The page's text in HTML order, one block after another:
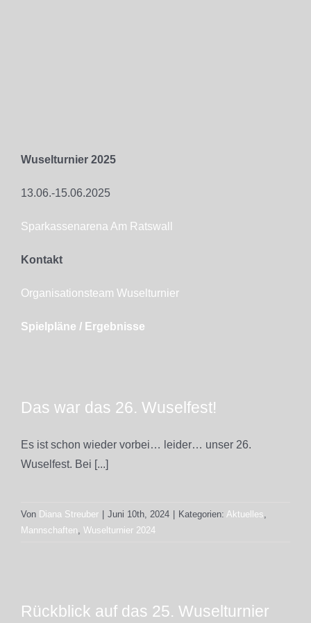
Wuselturnier 2025
13.06.-15.06.2025
Sparkassenarena Am Ratswall
Kontakt
Organisationsteam Wuselturnier
Spielpläne / Ergebnisse
Das war das 26. Wuselfest!
Es ist schon wieder vorbei… leider… unser 26.
Wuselfest. Bei [...]
Von Diana Streuber Juni 10th, 2024 Kategorien: Aktuelles,
Mannschaften, Wuselturnier 2024
Rückblick auf das 25. Wuselturnier